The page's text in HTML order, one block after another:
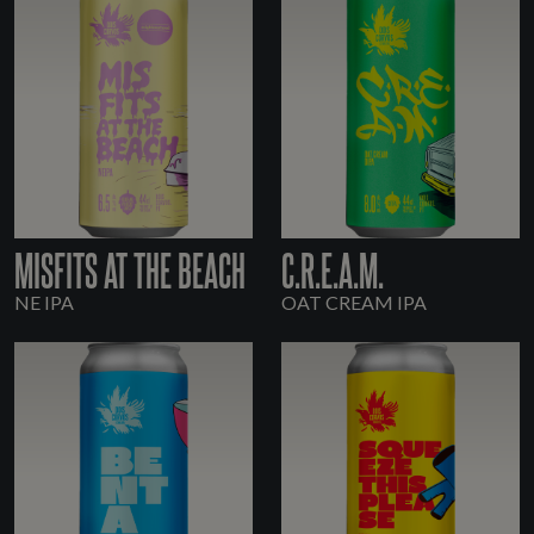
MISFITS AT THE BEACH
NE IPA
C.R.E.A.M.
OAT CREAM IPA